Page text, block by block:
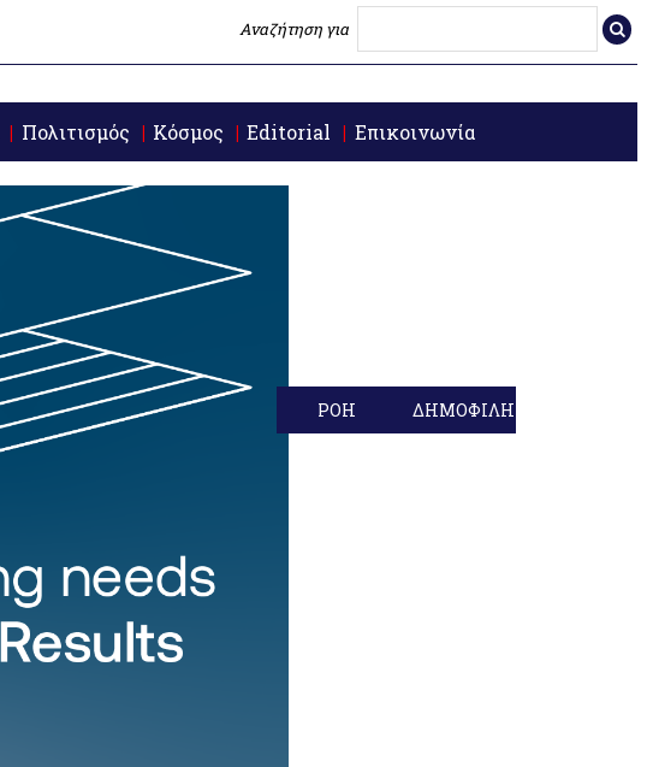
Αναζήτηση για
Πολιτισμός Κόσμος Editorial Επικοινωνία
ΡΟΗ ΔΗΜΟΦΙΛΗ